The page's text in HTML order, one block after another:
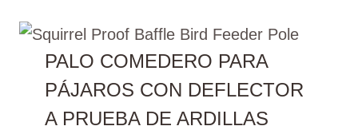
PALO COMEDERO PARA
PÁJAROS CON DEFLECTOR
A PRUEBA DE ARDILLAS